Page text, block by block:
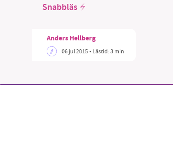
Snabbläs
Anders Hellberg
06 jul 2015• Lästid:3 min